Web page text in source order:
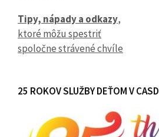
Tipy, nápady a odkazy,
ktoré môžu spestriť
spoločne strávené chvíle
25 ROKOV SLUŽBY DEŤOM V CASD